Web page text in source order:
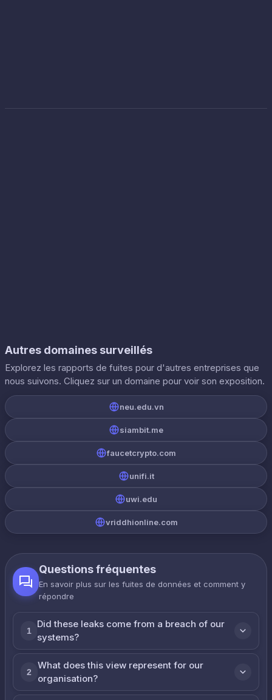
Autres domaines surveillés
Explorez les rapports de fuites pour d'autres entreprises que
nous suivons. Cliquez sur un domaine pour voir son exposition.
neu.edu.vn
siambit.me
faucetcrypto.com
unifi.it
uwi.edu
vriddhionline.com
Questions fréquentes
En savoir plus sur les fuites de données et comment y
répondre
1
Did these leaks come from a breach of our
systems?
2
What does this view represent for our
organisation?